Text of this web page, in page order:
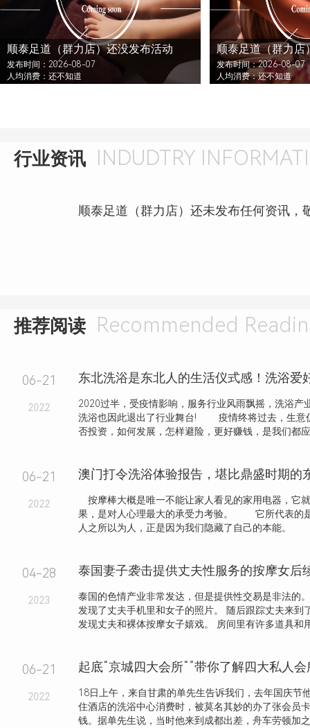
顺泰足道（群力店）还没发布活动
发布时间：2026-08-07
人均消费：还不知道
顺泰足道（群力店
发布时间：2026-08-07
人均消费：还不知道
行业资讯 INDUDTRY
顺泰足道（群力店）还未发布任何资讯，
推荐阅读 Recommended
06-21
2022
2020过半，受疫情影响，服务行业风雨飘摇，洗浴产
洗浴也因此退出了行业舞台! 疫情终将过去，生意
否投资，如何发展，怎样避险，更好赚钱，是我们都
06-21
2022
澳门打令洗浴体验报告，堪比鼎盛时期的
按摩棒大概是唯一不能让家人看见的家用电器，它
果，是对人心理最大的承受力考验。 它所代表的
人之所以为人，正是因为我们隐藏了自己的本能。
04-28
2023
泰国的色情产业非常发达，但是提供性交易是非法的
发现了丈夫手机里和女子的照片。 随后跟踪丈夫来到
发现丈夫和裸体按摩女子嬉戏。 房间里有许多道具和
06-21
2022
起底“京城四大会所“”带你了解四大私人
18日上午，来自甘肃的单先生告诉我们，去年国庆节
住酒店的洗浴中心消费时，被莫名其妙的办了张会员
钱。据单先生说，当时他来到成都出差，舟车劳顿加